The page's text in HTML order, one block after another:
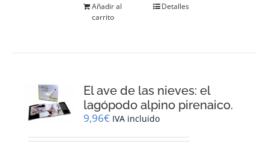
Añadir al
carrito
Detalles
El ave de las nieves: el
lagópodo alpino pirenaico.
9,96€ IVA incluido